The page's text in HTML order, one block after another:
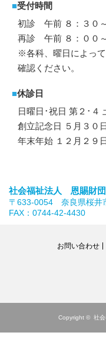
■受付時間
初診 午前 ８：３０
再診 午前 ８：００
※各科、曜日によっ
確認ください。
■休診日
日曜日･祝日 第２･４
創立記念日 ５月３０
年末年始 １２月２９
社会福祉法人 恩賜財
〒633-0054 奈良県桜
FAX：0744-42-4430
お問い合わせ
Copyright © 社